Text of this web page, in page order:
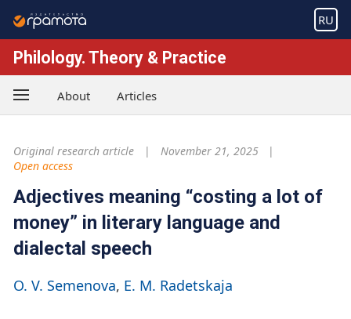
RU
Philology. Theory & Practice
About Articles
Original research article
November 21, 2025
Open access
Adjectives meaning “costing a lot of
money” in literary language and
dialectal speech
O. V. Semenova E. M. Radetskaja